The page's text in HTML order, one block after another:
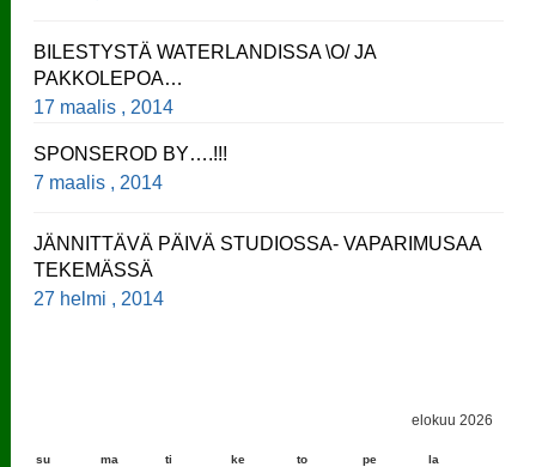
BILESTYSTÄ WATERLANDISSA \O/ JA
PAKKOLEPOA…
17 maalis , 2014
SPONSEROD BY….!!!
7 maalis , 2014
JÄNNITTÄVÄ PÄIVÄ STUDIOSSA- VAPARIMUSAA
TEKEMÄSSÄ
27 helmi , 2014
elokuu 2026
su ma ti ke to pe la